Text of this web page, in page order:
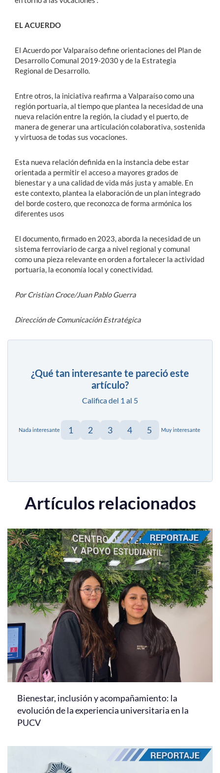
EL ACUERDO
El Acuerdo por Valparaíso define orientaciones del Plan de
Desarrollo Comunal 2019-2030 y de la Estrategia
Regional de Desarrollo.
Entre otros, la iniciativa reafirma a Valparaíso como una
región portuaria, al tiempo que plantea la necesidad de una
nueva relación entre la región, la ciudad y el puerto, de
manera de generar una articulación colaborativa, sostenida
y virtuosa de todas sus vocaciones.
Esta nueva relación definida en la instancia debe estar
orientada a permitir el acceso a mayores grados de
bienestar y a una calidad de vida más justa y amable. En
este contexto, plantea la elaboración de un plan integrado
del borde costero, que reconozca de forma armónica los
diferentes usos
El documento, firmado en 2023, aborda la necesidad de un
sistema ferroviario de carga a nivel regional y comunal
como una pieza relevante en orden a fortalecer la actividad
portuaria, la economía local y conectividad.
Por Cristian Croce/Juan Pablo Guerra
Dirección de Comunicación Estratégica
¿Qué tan interesante te pareció este
artículo?
Califica del 1 al 5
Nada interesante 1 2 3 4 5 Muy interesante
Artículos relacionados
Bienestar, inclusión y acompañamiento: la
evolución de la experiencia universitaria en la
PUCV